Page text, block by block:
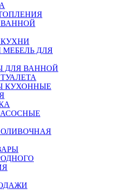
ВАННОЙ
КУХНИ
ДЛЯ
ДЛЯ ВАННОЙ
КУХОННЫЕ